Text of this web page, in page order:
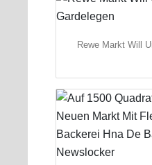
Rewe Markt Will